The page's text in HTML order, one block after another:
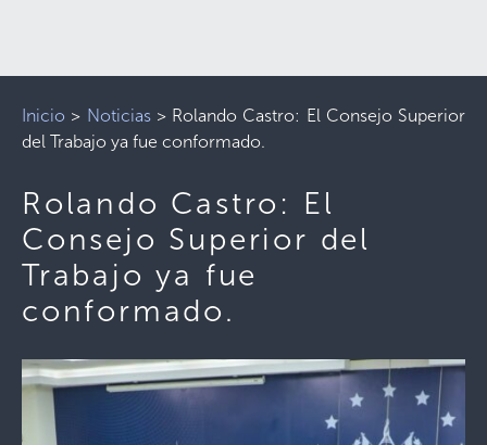
Inicio > Noticias> Rolando Castro: El Consejo Superior
del Trabajo ya fue conformado.
Rolando Castro: El
Consejo Superior del
Trabajo ya fue
conformado.